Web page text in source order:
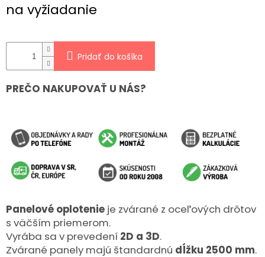
cena:
na vyžiadanie
Pridať do košíka
PREČO NAKUPOVAŤ U NÁS?
Panelové oplotenie je zvárané z oceľových drôtov
s väčším priemerom.
Vyrába sa v prevedení 2D a 3D.
Zvárané panely majú štandardnú dĺžku 2500 mm.